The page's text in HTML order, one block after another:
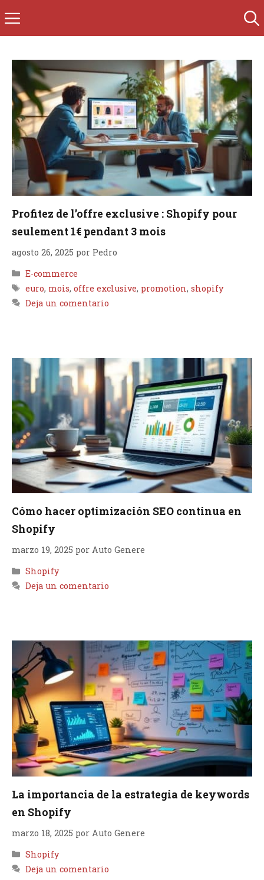
al
contenido
Menú
Profitez de l’offre exclusive : Shopify pour
seulement 1€ pendant 3 mois
agosto 26, 2025 por Pedro
Categorías
E-commerce
Etiquetas
euro, mois,offre exclusive, promotion,shopify
Deja un comentario
Cómo hacer optimización SEO continua en
Shopify
marzo 19, 2025 por Auto Genere
Categorías
Shopify
Deja un comentario
La importancia de la estrategia de keywords
en Shopify
marzo 18, 2025 por Auto Genere
Categorías
Shopify
Deja un comentario